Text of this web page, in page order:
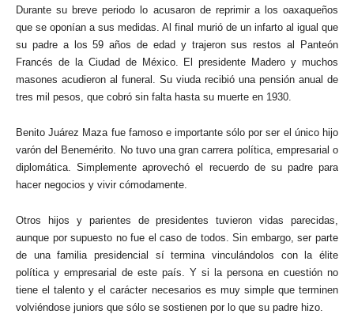
Durante su breve periodo lo acusaron de reprimir a los oaxaqueños
que se oponían a sus medidas. Al final murió de un infarto al igual que
su padre a los 59 años de edad y trajeron sus restos al Panteón
Francés de la Ciudad de México. El presidente Madero y muchos
masones acudieron al funeral. Su viuda recibió una pensión anual de
tres mil pesos, que cobró sin falta hasta su muerte en 1930.
Benito Juárez Maza fue famoso e importante sólo por ser el único hijo
varón del Benemérito. No tuvo una gran carrera política, empresarial o
diplomática. Simplemente aprovechó el recuerdo de su padre para
hacer negocios y vivir cómodamente.
Otros hijos y parientes de presidentes tuvieron vidas parecidas,
aunque por supuesto no fue el caso de todos. Sin embargo, ser parte
de una familia presidencial sí termina vinculándolos con la élite
política y empresarial de este país. Y si la persona en cuestión no
tiene el talento y el carácter necesarios es muy simple que terminen
volviéndose juniors que sólo se sostienen por lo que su padre hizo.